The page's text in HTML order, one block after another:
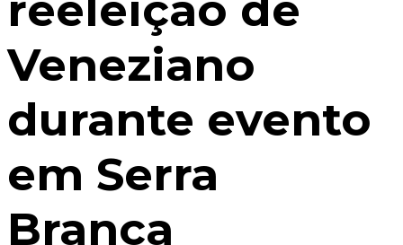
Veneziano
durante evento
em Serra
Branca